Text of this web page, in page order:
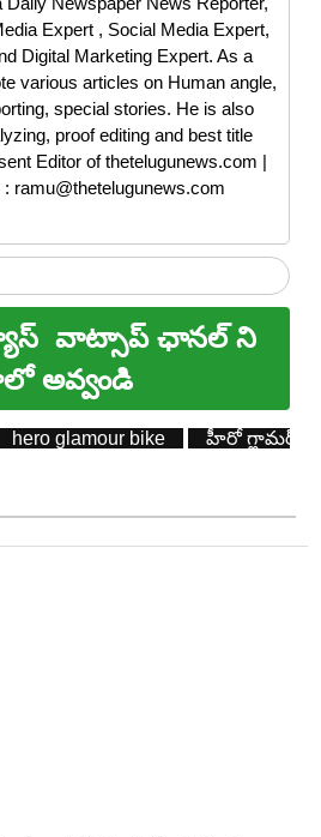
Expert , Social Media Expert,
Digital Marketing Expert. As a
various articles on Human angle,
special stories. He is also
proof editing and best title
Editor of thetelugunews.com |
ramu@thetelugunews.com
వాట్సాప్ ఛానల్ ని
అవ్వండి
hero glamour bike హీరో గ్లామర్